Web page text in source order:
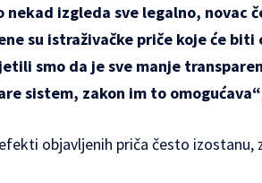
nekad izgleda sve legalno, novac
su istraživačke priče koje će
smo da je sve manje
sistem, zakon im to omogućava“
objavljenih priča često